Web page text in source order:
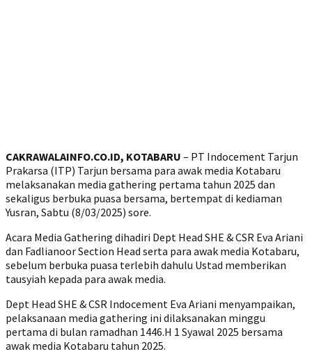
CAKRAWALAINFO.CO.ID, KOTABARU – PT Indocement Tarjun
Prakarsa (ITP) Tarjun bersama para awak media Kotabaru
melaksanakan media gathering pertama tahun 2025 dan
sekaligus berbuka puasa bersama, bertempat di kediaman
Yusran, Sabtu (8/03/2025) sore.
Acara Media Gathering dihadiri Dept Head SHE & CSR Eva Ariani
dan Fadlianoor Section Head serta para awak media Kotabaru,
sebelum berbuka puasa terlebih dahulu Ustad memberikan
tausyiah kepada para awak media.
Dept Head SHE & CSR Indocement Eva Ariani menyampaikan,
pelaksanaan media gathering ini dilaksanakan minggu
pertama di bulan ramadhan 1446.H 1 Syawal 2025 bersama
awak media Kotabaru tahun 2025.